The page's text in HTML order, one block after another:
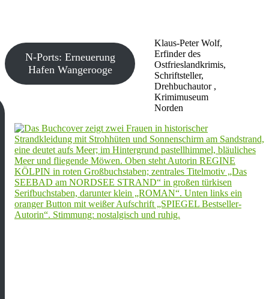
Klaus-Peter Wolf,
Erfinder des
Ostfrieslandkrimis,
Schriftsteller,
Drehbuchautor ,
Krimimuseum
Norden
N-Ports: Erneuerung
Hafen Wangerooge